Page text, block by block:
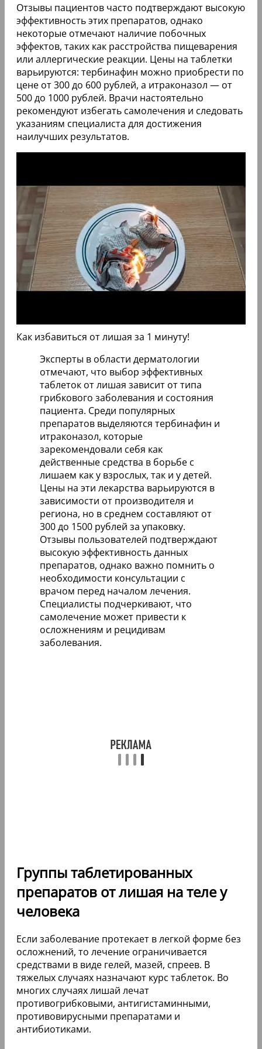
Отзывы пациентов часто подтверждают высокую
эффективность этих препаратов, однако
некоторые отмечают наличие побочных
эффектов, таких как расстройства пищеварения
или аллергические реакции. Цены на таблетки
варьируются: тербинафин можно приобрести по
цене от 300 до 600 рублей, а итраконазол — от
500 до 1000 рублей. Врачи настоятельно
рекомендуют избегать самолечения и следовать
указаниям специалиста для достижения
наилучших результатов.
Как избавиться от лишая за 1 минуту!
Эксперты в области дерматологии
отмечают, что выбор эффективных
таблеток от лишая зависит от типа
грибкового заболевания и состояния
пациента. Среди популярных
препаратов выделяются тербинафин и
итраконазол, которые
зарекомендовали себя как
действенные средства в борьбе с
лишаем как у взрослых, так и у детей.
Цены на эти лекарства варьируются в
зависимости от производителя и
региона, но в среднем составляют от
300 до 1500 рублей за упаковку.
Отзывы пользователей подтверждают
высокую эффективность данных
препаратов, однако важно помнить о
необходимости консультации с
врачом перед началом лечения.
Специалисты подчеркивают, что
самолечение может привести к
осложнениям и рецидивам
заболевания.
Группы таблетированных
препаратов от лишая на теле у
человека
Если заболевание протекает в легкой форме без
осложнений, то лечение ограничивается
средствами в виде гелей, мазей, спреев. В
тяжелых случаях назначают курс таблеток. Во
многих случаях лишай лечат
противогрибковыми, антигистаминными,
противовирусными препаратами и
антибиотиками.